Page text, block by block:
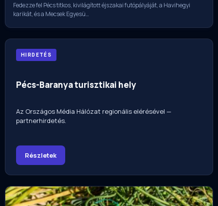
Fedezze fel Pécs titkos, kivilágított éjszakai futópályáját, a Havihegyi
karikát, és a Mecsek Egyesü…
HIRDETÉS
Pécs-Baranya turisztikai hely
Az Országos Média Hálózat regionális elérésével —
partnerhirdetés.
Részletek